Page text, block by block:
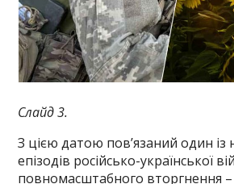
Слайд 3.
З цією датою пов’язаний один із
епізодів російсько-української
повномасштабного вторгнення –